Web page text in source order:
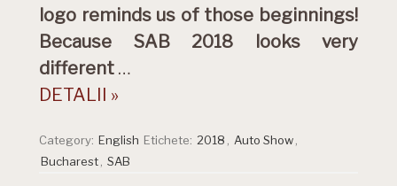
logo reminds us of those beginnings!
Because SAB 2018 looks very
different …
DETALII »
Category: English Etichete: 2018 Auto Show
Bucharest
SAB